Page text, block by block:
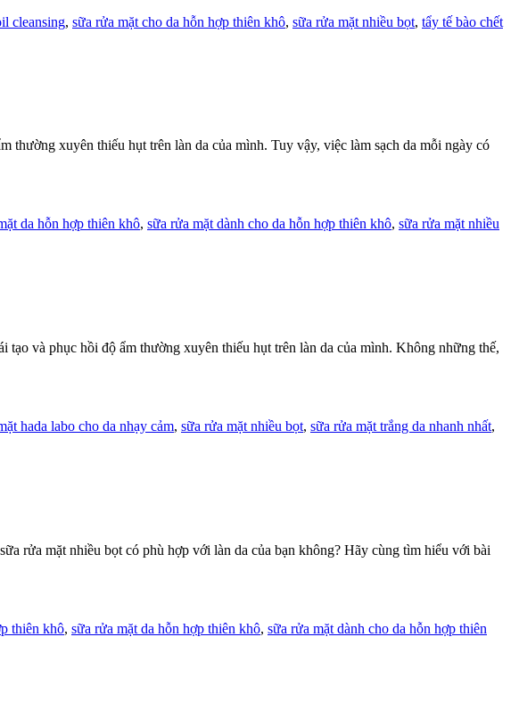
cleansing, sữa rửa mặt cho da hỗn hợp thiên khô, sữa rửa mặt nhiều bọt, tẩy tế bào chết
xuyên thiếu hụt trên làn da của mình. Tuy vậy, việc làm sạch da mỗi ngày có
da hỗn hợp thiên khô, sữa rửa mặt dành cho da hỗn hợp thiên khô, sữa rửa mặt nhiều
và phục hồi độ ẩm thường xuyên thiếu hụt trên làn da của mình. Không những thế,
hada labo cho da nhạy cảm, sữa rửa mặt nhiều bọt, sữa rửa mặt trắng da nhanh nhất,
rửa mặt nhiều bọt có phù hợp với làn da của bạn không? Hãy cùng tìm hiểu với bài
thiên khô, sữa rửa mặt da hỗn hợp thiên khô, sữa rửa mặt dành cho da hỗn hợp thiên